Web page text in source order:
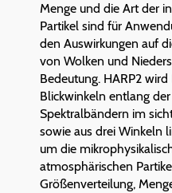
Menge und die Art der
Partikel sind für
den Auswirkungen auf
von Wolken und
Bedeutung. HARP2
Blickwinkeln entlang
Spektralbändern im
sowie aus drei Winkeln
um die
atmosphärischen
Größenverteilung,